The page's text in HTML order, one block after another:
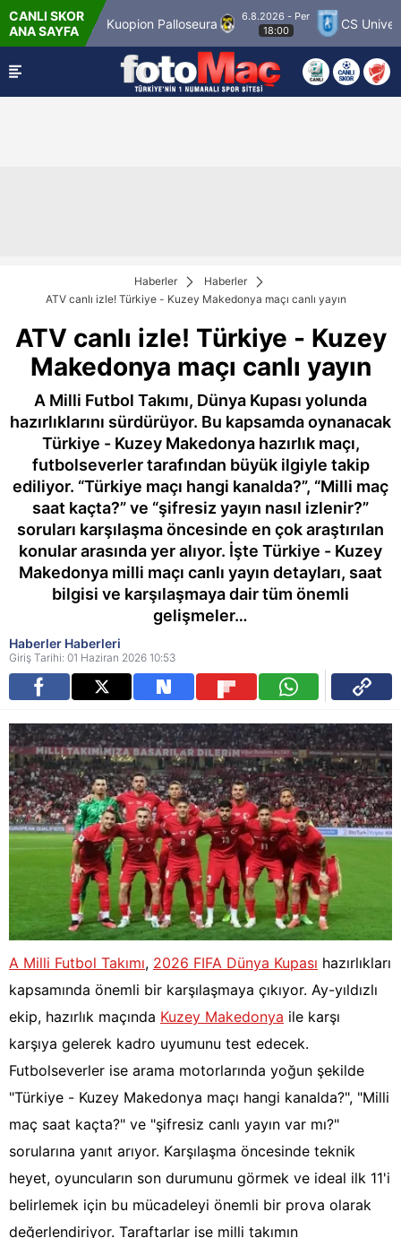
CANLI SKOR
ANA SAYFA
Match 12 Kuopion Palloseura
6.8.2026 - Per
18:00
CS
Haberler
Haberler
ATV canlı izle! Türkiye - Kuzey Makedonya maçı canlı yayın
ATV canlı izle! Türkiye - Kuzey
Makedonya maçı canlı yayın
A Milli Futbol Takımı, Dünya Kupası yolunda
hazırlıklarını sürdürüyor. Bu kapsamda oynanacak
Türkiye - Kuzey Makedonya hazırlık maçı,
futbolseverler tarafından büyük ilgiyle takip
ediliyor. “Türkiye maçı hangi kanalda?”, “Milli maç
saat kaçta?” ve “şifresiz yayın nasıl izlenir?”
soruları karşılaşma öncesinde en çok araştırılan
konular arasında yer alıyor. İşte Türkiye - Kuzey
Makedonya milli maçı canlı yayın detayları, saat
bilgisi ve karşılaşmaya dair tüm önemli
gelişmeler…
Haberler Haberleri
Giriş Tarihi: 01 Haziran 2026 10:53
A Milli Futbol Takımı, 2026 FIFA Dünya Kupası hazırlıkları
kapsamında önemli bir karşılaşmaya çıkıyor. Ay-yıldızlı
ekip, hazırlık maçında Kuzey Makedonya ile karşı
karşıya gelerek kadro uyumunu test edecek.
Futbolseverler ise arama motorlarında yoğun şekilde
"Türkiye - Kuzey Makedonya maçı hangi kanalda?", "Milli
maç saat kaçta?" ve "şifresiz canlı yayın var mı?"
sorularına yanıt arıyor. Karşılaşma öncesinde teknik
heyet, oyuncuların son durumunu görmek ve ideal ilk 11'i
belirlemek için bu mücadeleyi önemli bir prova olarak
değerlendiriyor. Taraftarlar ise milli takımın